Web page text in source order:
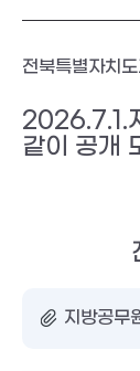
전북특별자치
2026.7.1.
같이 공개
지방공